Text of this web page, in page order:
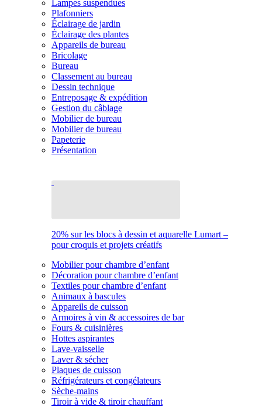
Lampes suspendues
Plafonniers
Éclairage de jardin
Éclairage des plantes
Appareils de bureau
Bricolage
Bureau
Classement au bureau
Dessin technique
Entreposage & expédition
Gestion du câblage
Mobilier de bureau
Mobilier de bureau
Papeterie
Présentation
20% sur les blocs à dessin et aquarelle Lumart –
pour croquis et projets créatifs
Mobilier pour chambre d’enfant
Décoration pour chambre d’enfant
Textiles pour chambre d’enfant
Animaux à bascules
Appareils de cuisson
Armoires à vin & accessoires de bar
Fours & cuisinières
Hottes aspirantes
Lave-vaisselle
Laver & sécher
Plaques de cuisson
Réfrigérateurs et congélateurs
Sèche-mains
Tiroir à vide & tiroir chauffant